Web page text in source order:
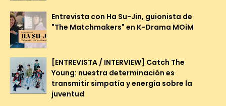
Entrevista con Ha Su-Jin, guionista de
"The Matchmakers" en K-Drama MOiM
[ENTREVISTA / INTERVIEW] Catch The
Young: nuestra determinación es
transmitir simpatía y energía sobre la
juventud